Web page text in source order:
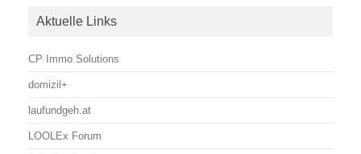
Aktuelle Links
CP Immo Solutions
domizil+
laufundgeh.at
LOOLEx Forum